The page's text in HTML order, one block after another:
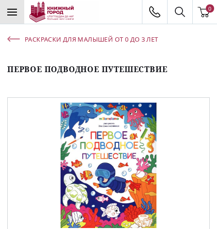
0
РАСКРАСКИ ДЛЯ МАЛЫШЕЙ ОТ 0 ДО 3 ЛЕТ
ПЕРВОЕ ПОДВОДНОЕ ПУТЕШЕСТВИЕ